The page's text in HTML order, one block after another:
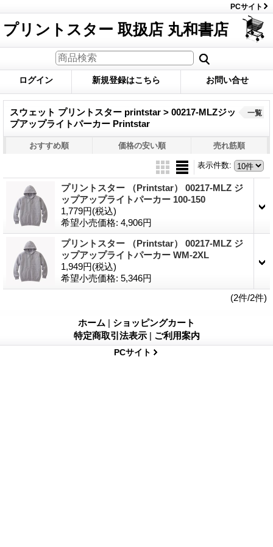
PCサイト
プリントスター 取扱店 丸和書店
ログイン 新規登録はこちら お問い合せ
スウェット プリントスター printstar > 00217-MLZジッ
プアップライトパーカー Printstar
一覧
おすすめ順 価格の安い順 売れ筋順
表示件数:
プリントスター （Printstar） 00217-MLZ ジ
ップアップライトパーカー 100-150
1,779円(税込)
希望小売価格: 4,906円
プリントスター （Printstar） 00217-MLZ ジ
ップアップライトパーカー WM-2XL
1,949円(税込)
希望小売価格: 5,346円
(2件/2件)
ホーム | ショッピングカート
特定商取引法表示 | ご利用案内
PCサイト